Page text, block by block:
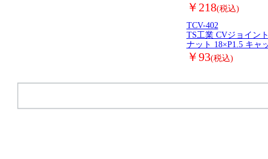
￥218(税込)
TCV-402
TS工業 CVジョイン
ナット 18×P1.5 キャ
￥93(税込)